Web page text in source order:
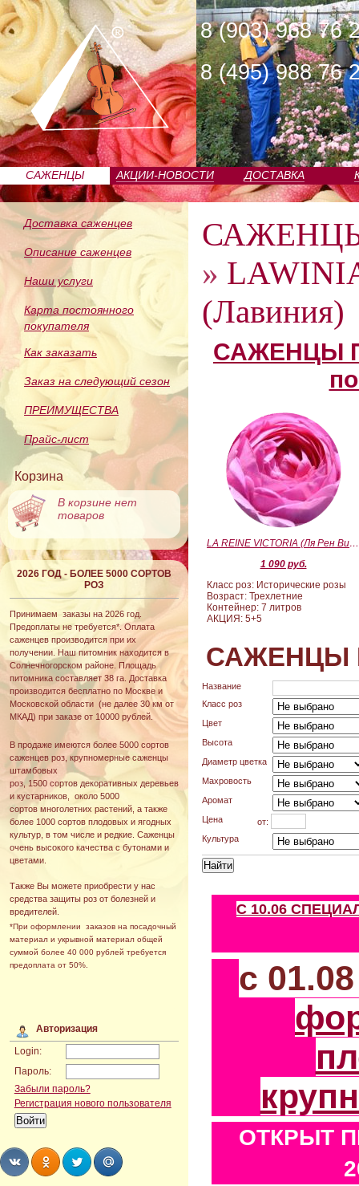
8 (903) 968 76
8 (495) 988 76
САЖЕНЦЫ
ПИТОМНИКА
АКЦИИ-НОВОСТИ ДОСТАВКА
Доставка саженцев
Описание саженцев
Наши услуги
Карта постоянного
покупателя
Как заказать
Заказ на следующий сезон
ПРЕИМУЩЕСТВА
Прайс-лист
Корзина
В корзине нет
товаров
2026 ГОД - БОЛЕЕ 5000 СОРТОВ
РОЗ
Принимаем заказы на 2026 год.
Предоплаты не требуется*. Оплата
саженцев производится при их
получении. Наш питомник находится в
Солнечногорском районе. Площадь
питомника составляет 38 га. Доставка
производится бесплатно по Москве и
Московской области (не далее 30 км от
МКАД) при заказе от 10000 рублей.
В продаже имеются более 5000 сортов
саженцев роз, крупномерные саженцы
штамбовых
роз, 1500 сортов декоративных деревьев
и кустарников, около 5000
сортов многолетних растений, а также
более 1000 сортов плодовых и ягодных
культур, в том числе и редкие. Саженцы
очень высокого качества с бутонами и
цветами.
Также Вы можете приобрести у нас
средства защиты роз от болезней и
вредителей.
*При оформлении заказов на посадочный
материал и укрывной материал общей
суммой более 40 000 рублей требуется
предоплата от 50%.
Авторизация
Login:
Пароль:
Забыли пароль?
Регистрация нового пользователя
»
(Лавиния)
САЖЕНЦЫ
LA REINE VICTORIA (Ля Рен Виктория)
1 090 руб.
Класс роз: Исторические розы
Возраст: Трехлетние
Контейнер: 7 литров
АКЦИЯ: 5+5
САЖЕНЦЫ
Название
Класс роз
Цвет
Высота
Диаметр цветка
Махровость
Аромат
Цена
от:
Культура
С 10.06
с
ОТКРЫТ